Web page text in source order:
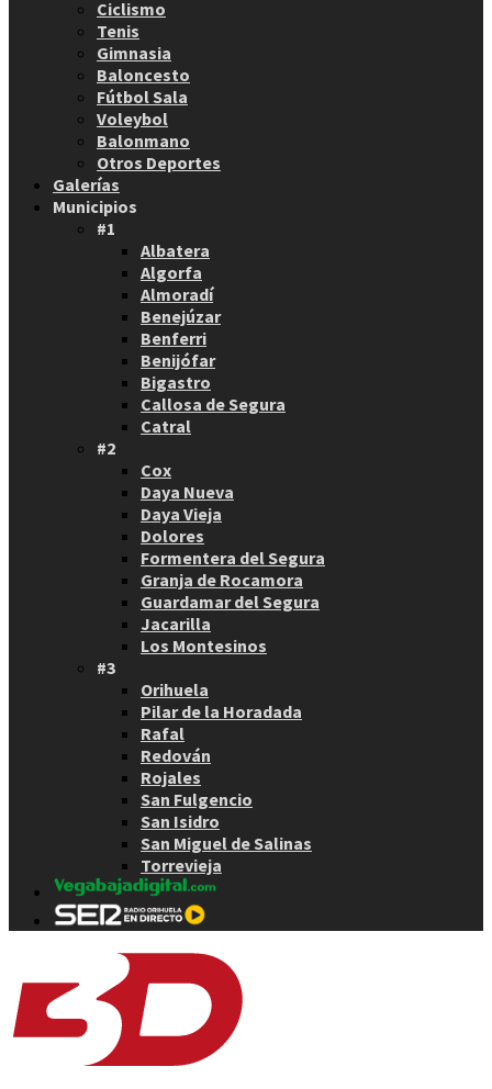
Ciclismo
Tenis
Gimnasia
Baloncesto
Fútbol Sala
Voleybol
Balonmano
Otros Deportes
Galerías
Municipios
#1
Albatera
Algorfa
Almoradí
Benejúzar
Benferri
Benijófar
Bigastro
Callosa de Segura
Catral
#2
Cox
Daya Nueva
Daya Vieja
Dolores
Formentera del Segura
Granja de Rocamora
Guardamar del Segura
Jacarilla
Los Montesinos
#3
Orihuela
Pilar de la Horadada
Rafal
Redován
Rojales
San Fulgencio
San Isidro
San Miguel de Salinas
Torrevieja